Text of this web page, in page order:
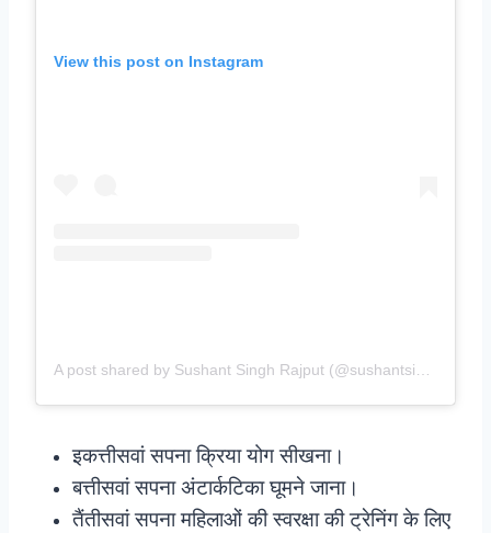
View this post on Instagram
इकत्तीसवां सपना क्रिया योग सीखना।
बत्तीसवां सपना अंटार्कटिका घूमने जाना।
तैंतीसवां सपना महिलाओं की स्वरक्षा की ट्रेनिंग के लिए